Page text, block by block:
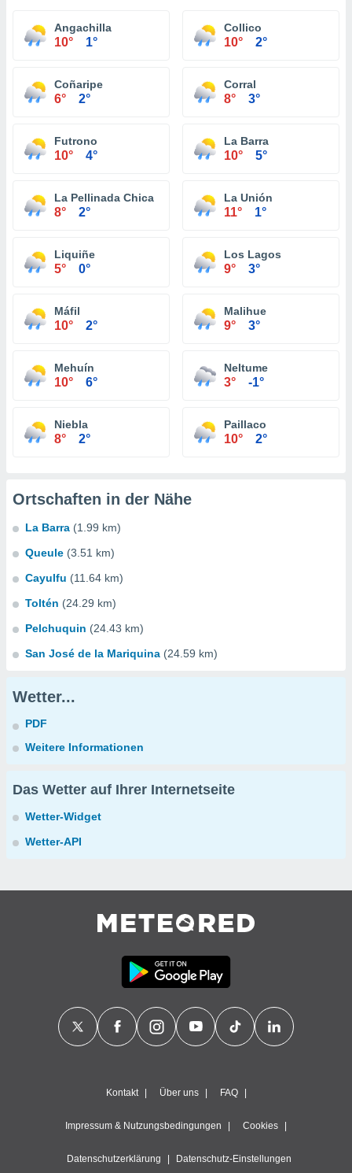
Angachilla
10° 1°
Collico
10° 2°
Coñaripe
6° 2°
Corral
8° 3°
Futrono
10° 4°
La Barra
10° 5°
La Pellinada Chica
8° 2°
La Unión
11° 1°
Liquiñe
5° 0°
Los Lagos
9° 3°
Máfil
10° 2°
Malihue
9° 3°
Mehuín
10° 6°
Neltume
3° -1°
Niebla
8° 2°
Paillaco
10° 2°
Ortschaften in der Nähe
La Barra (1.99 km)
Queule (3.51 km)
Cayulfu (11.64 km)
Toltén (24.29 km)
Pelchuquin (24.43 km)
San José de la Mariquina (24.59 km)
Wetter...
PDF
Weitere Informationen
Das Wetter auf Ihrer Internetseite
Wetter-Widget
Wetter-API
Kontakt Über uns FAQ
Impressum & Nutzungsbedingungen Cookies
Datenschutzerklärung Datenschutz-Einstellungen